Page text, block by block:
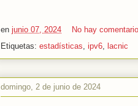
en junio 07, 2024
No hay
Etiquetas: estadísticas, ipv6, lacnic
domingo, 2 de junio de 2024